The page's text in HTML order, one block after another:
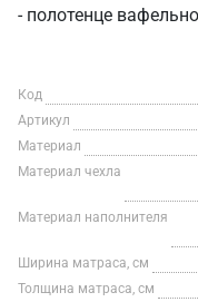
- полотенце
Код
Артикул
Материал
Материал чехла
Материал наполнителя
Ширина матраса, см
Толщина матраса, см